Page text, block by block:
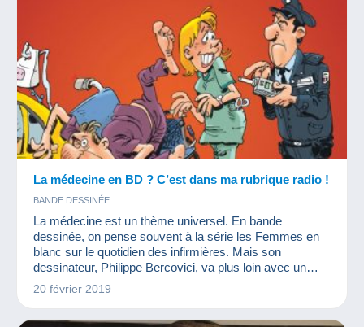
La médecine en BD ? C’est dans ma rubrique radio !
BANDE DESSINÉE
La médecine est un thème universel. En bande
dessinée, on pense souvent à la série les Femmes en
blanc sur le quotidien des infirmières. Mais son
dessinateur, Philippe Bercovici, va plus loin avec un
nouvel album sur l'histoire de la médecine. Envie d'en
20 février 2019